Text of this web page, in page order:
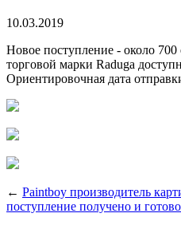
10.03.2019
Новое поступление - около
торговой марки Raduga
Ориентировочная дата
← Paintboy производитель
поступление получено и